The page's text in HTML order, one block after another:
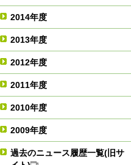
2014年度
2013年度
2012年度
2011年度
2010年度
2009年度
過去のニュース履歴一覧(旧サ